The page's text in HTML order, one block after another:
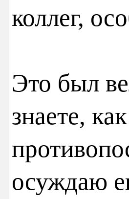
коллег,
Это был
знаете,
осуждаю